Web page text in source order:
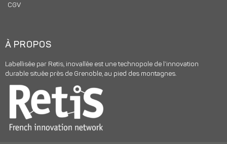
CGV
À PROPOS
Labellisée par Retis, inovallée est une technopole de l’innovation
durable située près de Grenoble, au pied des montagnes.